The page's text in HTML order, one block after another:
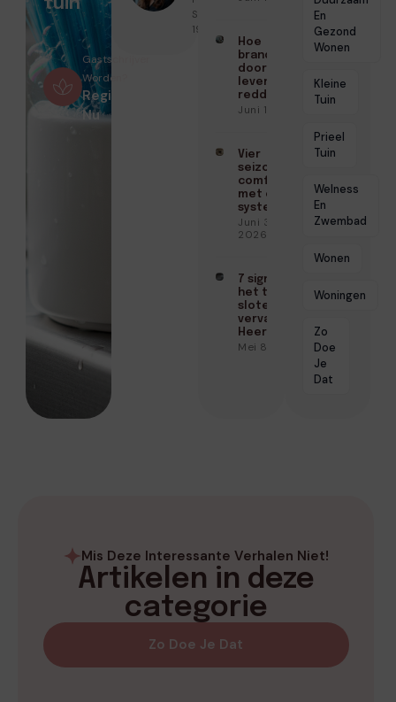
September
19, 2025
Hoe
brandwerende
doorvoeringen
levens kunnen
redden
Juni 10, 2026
Vier
seizoenen
comfort
met één
systeem
Juni 3,
2026
7 signalen dat
het tijd is om je
sloten te
vervangen in
Heerhugowaard
Mei 8, 2026
En
Gezond
Wonen
Kleine
Tuin
Prieel
Tuin
Welness
En
Zwembad
Wonen
Woningen
Zo
Doe
Je
Dat
Gastschrijver
Worden?
Registreer
Nu
Mis Deze Interessante Verhalen Niet!
Artikelen in deze
categorie
Zo Doe Je Dat